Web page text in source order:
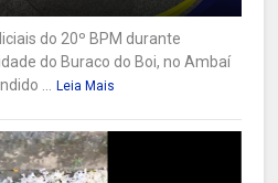
do 20º BPM durante
do Buraco do Boi, no Ambaí
...
Leia Mais